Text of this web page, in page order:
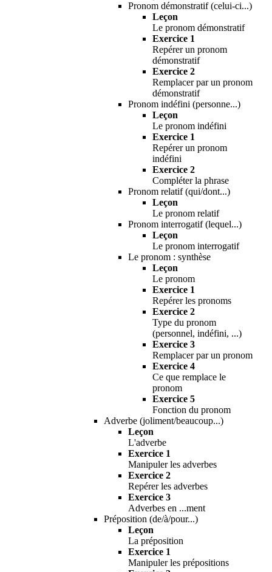
Pronom démonstratif (celui-ci...)
Leçon
Le pronom démonstratif
Exercice 1
Repérer un pronom
démonstratif
Exercice 2
Remplacer par un pronom
démonstratif
Pronom indéfini (personne...)
Leçon
Le pronom indéfini
Exercice 1
Repérer un pronom
indéfini
Exercice 2
Compléter la phrase
Pronom relatif (qui/dont...)
Leçon
Le pronom relatif
Pronom interrogatif (lequel...)
Leçon
Le pronom interrogatif
Le pronom : synthèse
Leçon
Le pronom
Exercice 1
Repérer les pronoms
Exercice 2
Type du pronom
(personnel, indéfini, ...)
Exercice 3
Remplacer par un pronom
Exercice 4
Ce que remplace le
pronom
Exercice 5
Fonction du pronom
Adverbe (joliment/beaucoup...)
Leçon
L'adverbe
Exercice 1
Manipuler les adverbes
Exercice 2
Repérer les adverbes
Exercice 3
Adverbes en ...ment
Préposition (de/à/pour...)
Leçon
La préposition
Exercice 1
Manipuler les prépositions